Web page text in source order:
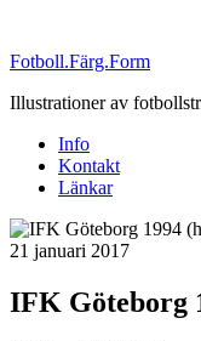
Fotboll.Färg.Form
Illustrationer av
Info
Kontakt
Länkar
Publicerat
21 januari 2017
IFK Göteborg